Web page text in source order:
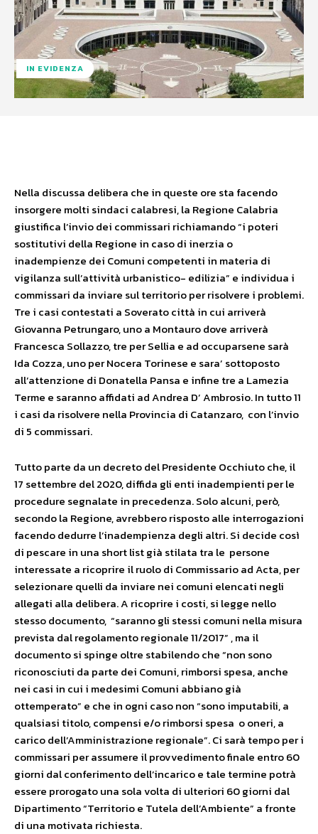
IN EVIDENZA
Nella discussa delibera che in queste ore sta facendo
insorgere molti sindaci calabresi, la Regione Calabria
giustifica l’invio dei commissari richiamando “i poteri
sostitutivi della Regione in caso di inerzia o
inadempienze dei Comuni competenti in materia di
vigilanza sull’attività urbanistico- edilizia” e individua i
commissari da inviare sul territorio per risolvere i problemi.
Tre i casi contestati a Soverato città in cui arriverà
Giovanna Petrungaro, uno a Montauro dove arriverà
Francesca Sollazzo, tre per Sellia e ad occuparsene sarà
Ida Cozza, uno per Nocera Torinese e sara’ sottoposto
all’attenzione di Donatella Pansa e infine tre a Lamezia
Terme e saranno affidati ad Andrea D’ Ambrosio. In tutto 11
i casi da risolvere nella Provincia di Catanzaro, con l’invio
di 5 commissari.
Tutto parte da un decreto del Presidente Occhiuto che, il
17 settembre del 2020, diffida gli enti inadempienti per le
procedure segnalate in precedenza. Solo alcuni, però,
secondo la Regione, avrebbero risposto alle interrogazioni
facendo dedurre l’inadempienza degli altri. Si decide così
di pescare in una short list già stilata tra le persone
interessate a ricoprire il ruolo di Commissario ad Acta, per
selezionare quelli da inviare nei comuni elencati negli
allegati alla delibera. A ricoprire i costi, si legge nello
stesso documento, “saranno gli stessi comuni nella misura
prevista dal regolamento regionale 11/2017” , ma il
documento si spinge oltre stabilendo che “non sono
riconosciuti da parte dei Comuni, rimborsi spesa, anche
nei casi in cui i medesimi Comuni abbiano già
ottemperato” e che in ogni caso non “sono imputabili, a
qualsiasi titolo, compensi e/o rimborsi spesa o oneri, a
carico dell’Amministrazione regionale”. Ci sarà tempo per i
commissari per assumere il provvedimento finale entro 60
giorni dal conferimento dell’incarico e tale termine potrà
essere prorogato una sola volta di ulteriori 60 giorni dal
Dipartimento “Territorio e Tutela dell’Ambiente” a fronte
di una motivata richiesta.